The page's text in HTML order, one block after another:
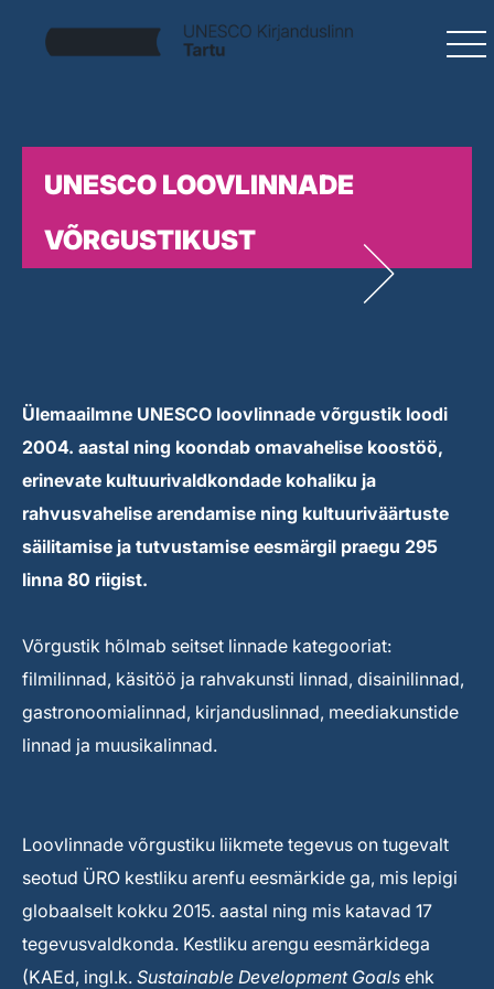
UNESCO LOOVLINNADE
VÕRGUSTIKUST
Ülemaailmne UNESCO loovlinnade võrgustik loodi
2004. aastal ning koondab omavahelise koostöö,
erinevate kultuurivaldkondade kohaliku ja
rahvusvahelise arendamise ning kultuuriväärtuste
säilitamise ja tutvustamise eesmärgil praegu 295
linna 80 riigist.
Võrgustik hõlmab seitset linnade kategooriat:
filmilinnad, käsitöö ja rahvakunsti linnad, disainilinnad,
gastronoomialinnad, kirjanduslinnad, meediakunstide
linnad ja muusikalinnad.
Loovlinnade võrgustiku liikmete tegevus on tugevalt
seotud ÜRO kestliku arenfu eesmärkide ga, mis lepigi
globaalselt kokku 2015. aastal ning mis katavad 17
tegevusvaldkonda. Kestliku arengu eesmärkidega
(KAEd, ingl.k. Sustainable Development Goals ehk